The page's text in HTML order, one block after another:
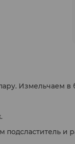
Измельчаем в
и